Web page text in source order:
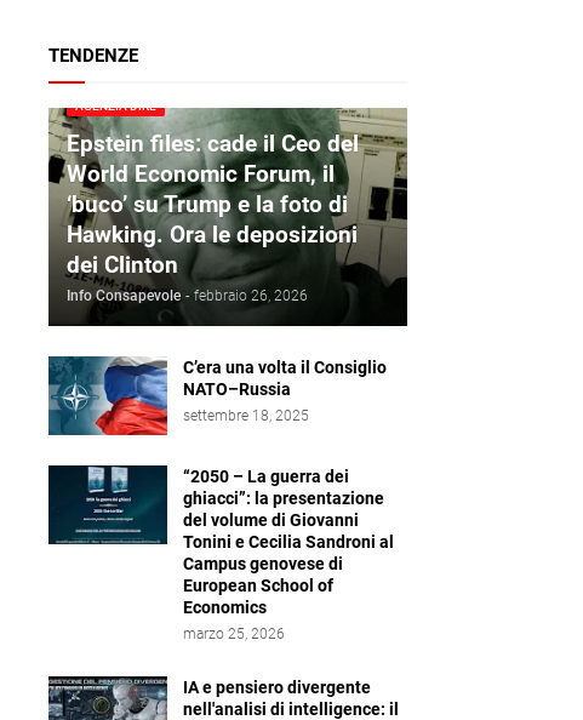
TENDENZE
AGENZIA DIRE
Epstein files: cade il Ceo del
World Economic Forum, il
‘buco’ su Trump e la foto di
Hawking. Ora le deposizioni
dei Clinton
Info Consapevole - febbraio 26, 2026
C’era una volta il Consiglio
NATO–Russia
settembre 18, 2025
“2050 – La guerra dei
ghiacci”: la presentazione
del volume di Giovanni
Tonini e Cecilia Sandroni al
Campus genovese di
European School of
Economics
marzo 25, 2026
IA e pensiero divergente
nell'analisi di intelligence: il